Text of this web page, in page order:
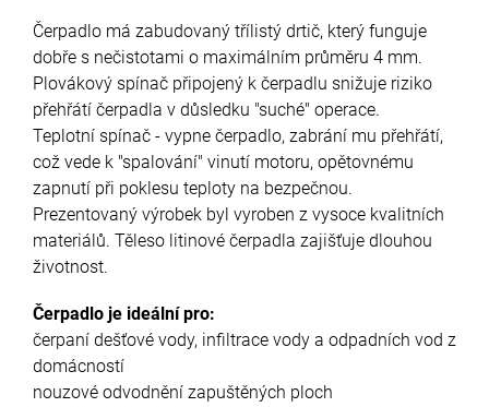
Čerpadlo má zabudovaný třílistý drtič, který funguje
dobře s nečistotami o maximálním průměru 4 mm.
Plovákový spínač připojený k čerpadlu snižuje riziko
přehřátí čerpadla v důsledku "suché" operace.
Teplotní spínač - vypne čerpadlo, zabrání mu přehřátí,
což vede k "spalování" vinutí motoru, opětovnému
zapnutí při poklesu teploty na bezpečnou.
Prezentovaný výrobek byl vyroben z vysoce kvalitních
materiálů. Těleso litinové čerpadla zajišťuje dlouhou
životnost.
Čerpadlo je ideální pro:
čerpaní dešťové vody, infiltrace vody a odpadních vod z
domácností
nouzové odvodnění zapuštěných ploch